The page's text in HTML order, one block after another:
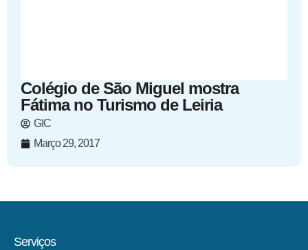
Colégio de São Miguel mostra
Fátima no Turismo de Leiria
GIC
Março 29, 2017
Serviços